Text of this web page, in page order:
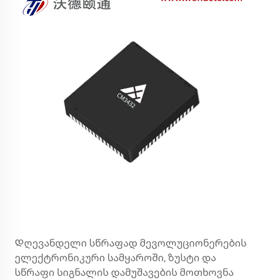
Დღევანდელი სწრაფად მევოლუციონერების
ელექტრონიკური სამყაროში, ზუსტი და
სწრაფი სიგნალის დამუშავების მოთხოვნა